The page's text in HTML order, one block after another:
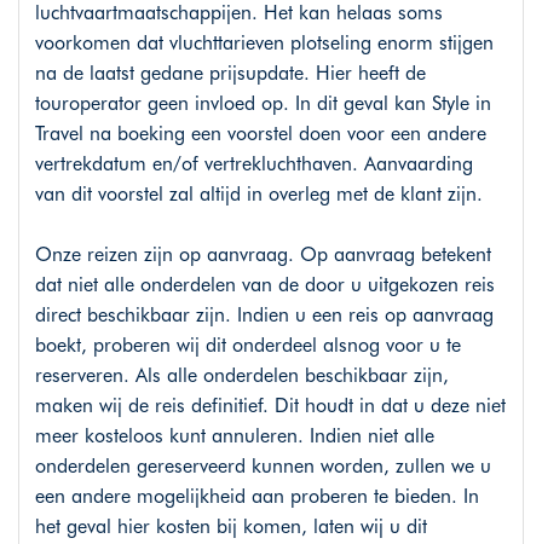
luchtvaartmaatschappijen. Het kan helaas soms
voorkomen dat vluchttarieven plotseling enorm stijgen
na de laatst gedane prijsupdate. Hier heeft de
touroperator geen invloed op. In dit geval kan Style in
Travel na boeking een voorstel doen voor een andere
vertrekdatum en/of vertrekluchthaven. Aanvaarding
van dit voorstel zal altijd in overleg met de klant zijn.
Onze reizen zijn op aanvraag. Op aanvraag betekent
dat niet alle onderdelen van de door u uitgekozen reis
direct beschikbaar zijn. Indien u een reis op aanvraag
boekt, proberen wij dit onderdeel alsnog voor u te
reserveren. Als alle onderdelen beschikbaar zijn,
maken wij de reis definitief. Dit houdt in dat u deze niet
meer kosteloos kunt annuleren. Indien niet alle
onderdelen gereserveerd kunnen worden, zullen we u
een andere mogelijkheid aan proberen te bieden. In
het geval hier kosten bij komen, laten wij u dit